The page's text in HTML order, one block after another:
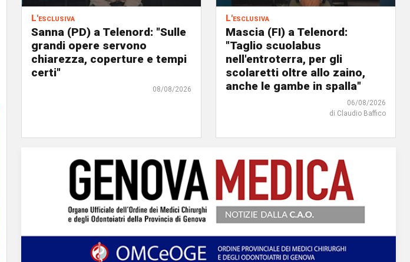
L'esclusiva
Sanna (PD) a Telenord: "Sulle
grandi opere servono
chiarezza, coperture e tempi
certi"
08/08/2026
L'esclusiva
Mascia (FI) a Telenord:
"Taglio scuolabus
nell'entroterra, per gli
scolaretti oltre allo zaino,
anche le gambe in spalla"
06/08/2026
di Claudio Baffico